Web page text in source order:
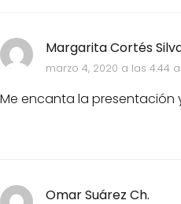
Margarita Cortés
marzo 4, 2020 a las 4:44
Me encanta la presentación
Omar Suárez Ch.